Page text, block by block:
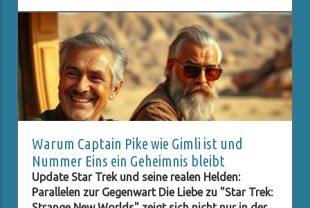
Fans sind neugierig darauf, ob dieser Schritt
Realität wird. Klopp, bekannt für seinen
charismatischen Führungsstil und seine Erfolge
mit Liverpool, hat in der Fußballwelt einen
hervorragenden Ruf. Seine Fähigkeit, Teams zu
motivieren und innovative Strategien
umzusetzen, könnte der deutschen
Nationalmannschaft helfen, ihre
Wettbewerbsfähigkeit zurückzugewinnen. Diese
Vorstellung sorgt für rege Diskussionen und eine
Vielzahl von Spekulationen unter den Anhängern.
Was die Pressekonferenz für Fans bedeutete Am
[Datum der Pressekonferenz] wird die DFB-
Warum Captain Pike wie Gimli ist und
Nummer Eins ein Geheimnis bleibt
Update Star Trek und seine realen Helden:
Parallelen zur Gegenwart Die Liebe zu "Star Trek: